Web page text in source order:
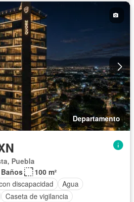
Seguridad
amueblar
Departamento
Puebla
100 m²
discapacidad
Agua
Caseta de vigilancia